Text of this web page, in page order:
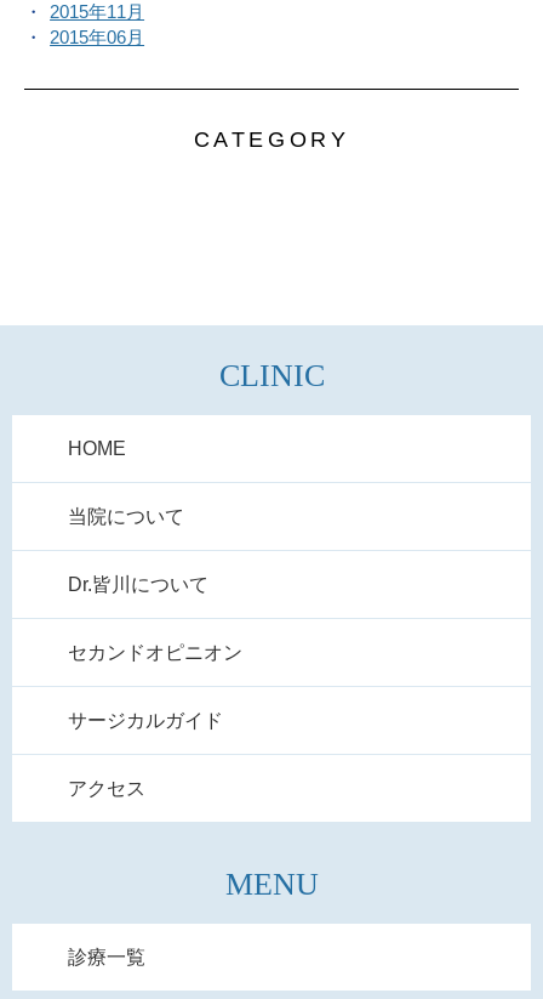
2015年11月
2015年06月
CATEGORY
CLINIC
HOME
当院について
Dr.皆川について
セカンドオピニオン
サージカルガイド
アクセス
MENU
診療一覧